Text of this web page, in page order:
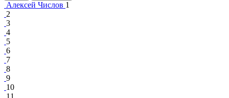
Алексей Числов 1
2
3
4
5
6
7
8
9
10
11